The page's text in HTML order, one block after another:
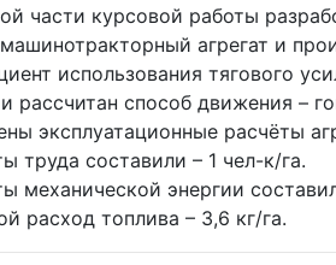
части курсовой работы
агрегат и
использования тягового
рассчитан способ движения –
эксплуатационные расчёты
труда составили – 1 чел-к/га.
механической энергии
расход топлива – 3,6 кг/га.